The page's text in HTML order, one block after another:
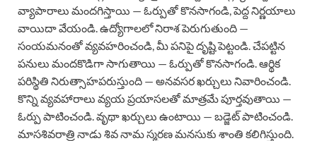
వ్యాపారాలు మందగిస్తాయి — ఓర్పుతో కొనసాగండి, పెద్ద నిర్ణయాలు
వాయిదా వేయండి. ఉద్యోగాలలో నిరాశ పెరుగుతుంది —
సంయమనంతో వ్యవహరించండి, మీ పనిపై దృష్టి పెట్టండి. చేపట్టిన
పనులు మందకొడిగా సాగుతాయి — ఓర్పుతో కొనసాగండి. ఆర్థిక
పరిస్థితి నిరుత్సాహపరుస్తుంది — అనవసర ఖర్చులు నివారించండి.
కొన్ని వ్యవహారాలు వ్యయ ప్రయాసలతో మాత్రమే పూర్తవుతాయి —
ఓర్పు పాటించండి. వృథా ఖర్చులు ఉంటాయి — బడ్జెట్ పాటించండి.
మాసశివరాత్రి నాడు శివ నామ స్మరణ మనసుకు శాంతి కలిగిస్తుంది.